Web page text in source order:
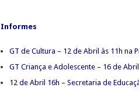
Informes
GT de Cultura – 12 de Abril às 11h na
GT Criança e Adolescente – 16 de
12 de Abril 16h – Secretaria de